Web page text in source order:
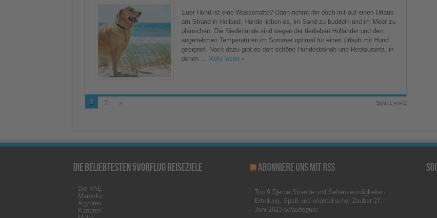
Hund
mit
in
Holland
Urlaub
kommt
–
Reisetipps
Euer Hund ist eine Wasserratte? Dann nehmt ihn doch mit auf einen Urlaub
am Strand in Holland. Hunde lieben es, im Sand zu buddeln und im Meer zu
planschen. Die Niederlande sind wegen der tierlieben Holländer und den
angenehmen Temperaturen im Sommer optimal für einen Urlaub mit Hund
geeignet. Noch dazu gibt es dort schöne Hundestrände und Restaurants, in
denen ...
Mehr lesen »
Seite 1 von 2
1 2 »
Die beliebtesten 5vorFlug Reiseziele
Die VAE
Marokko
Ägypten
Kanaren
Abonniere uns mit RSS
Top 9 Djerba Strände und Sehenswürdigkeiten:
Erholung, Spaß und orientalischer Zauber 27.
Juni 2023 Urlaubsguru